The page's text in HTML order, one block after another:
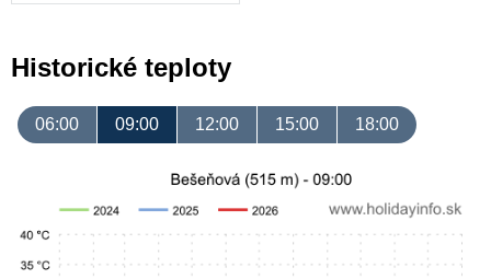
Historické teploty
06:00 09:00 12:00 15:00 18:00